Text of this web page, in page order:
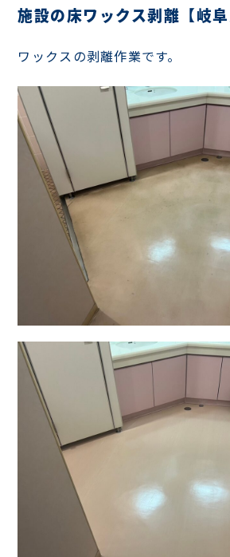
施設の床ワックス剥離【岐阜
ワックスの剥離作業です。